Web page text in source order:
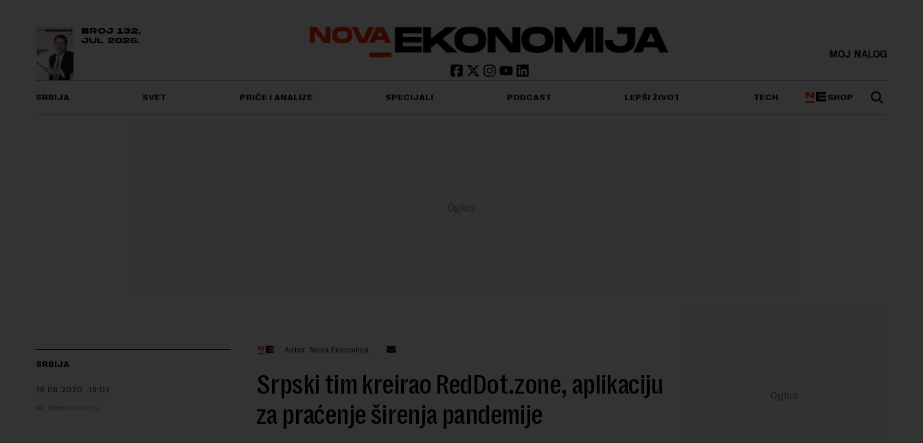
BROJ 132,
JUL 2026.
MOJ NALOG
SRBIJA SVET PRIČE I ANALIZE SPECIJALI PODCAST LEPŠI ŽIVOT TECH SHOP
SRBIJA
18.08.2020. 19:07
sveonovcu.rs
Autor: Nova Ekonomija
Srpski tim kreirao RedDot.zone, aplikaciju
za praćenje širenja pandemije